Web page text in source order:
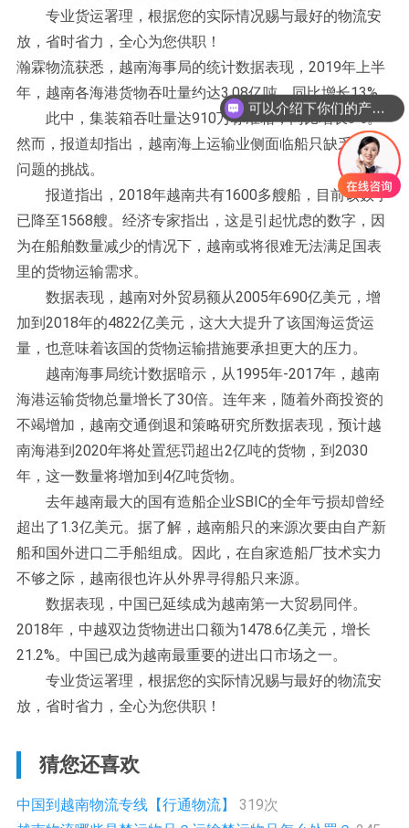
专业货运署理，根据您的实际情况赐与最好的物流安
放，省时省力，全心为您供职！
瀚霖物流获悉，越南海事局的统计数据表现，2019年上半
年，越南各海港货物吞吐量约达3.08亿吨，同比增长13%。
此中，集装箱吞吐量达910万标准箱，同比增长3%。
然而，报道却指出，越南海上运输业侧面临船只缺乏用等
问题的挑战。
报道指出，2018年越南共有1600多艘船，目前该数字
已降至1568艘。经济专家指出，这是引起忧虑的数字，因
为在船舶数量减少的情况下，越南或将很难无法满足国表
里的货物运输需求。
数据表现，越南对外贸易额从2005年690亿美元，增
加到2018年的4822亿美元，这大大提升了该国海运货运
量，也意味着该国的货物运输措施要承担更大的压力。
越南海事局统计数据暗示，从1995年-2017年，越南
海港运输货物总量增长了30倍。连年来，随着外商投资的
不竭增加，越南交通倒退和策略研究所数据表现，预计越
南海港到2020年将处置惩罚超出2亿吨的货物，到2030
年，这一数量将增加到4亿吨货物。
去年越南最大的国有造船企业SBIC的全年亏损却曾经
超出了1.3亿美元。据了解，越南船只的来源次要由自产新
船和国外进口二手船组成。因此，在自家造船厂技术实力
不够之际，越南很也许从外界寻得船只来源。
数据表现，中国已延续成为越南第一大贸易同伴。
2018年，中越双边货物进出口额为1478.6亿美元，增长
21.2%。中国已成为越南最重要的进出口市场之一。
专业货运署理，根据您的实际情况赐与最好的物流安
放，省时省力，全心为您供职！
猜您还喜欢
中国到越南物流专线【行通物流】 319次
可以介绍下你们的产品么？